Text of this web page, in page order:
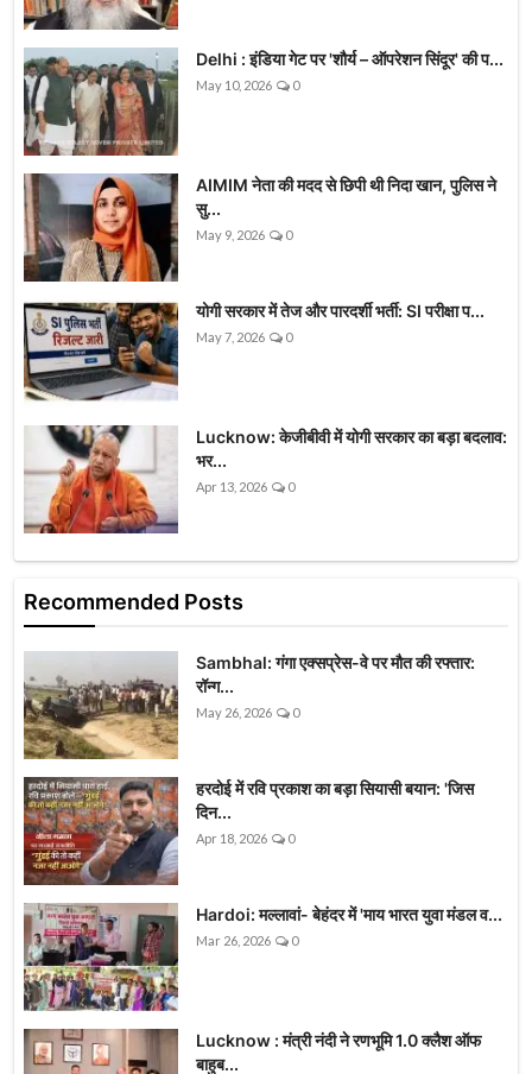
Delhi : इंडिया गेट पर 'शौर्य – ऑपरेशन सिंदूर' की प...
May 10, 2026 0
AIMIM नेता की मदद से छिपी थी निदा खान, पुलिस ने
सु...
May 9, 2026 0
योगी सरकार में तेज और पारदर्शी भर्ती: SI परीक्षा प...
May 7, 2026 0
Lucknow: केजीबीवी में योगी सरकार का बड़ा बदलाव:
भर...
Apr 13, 2026 0
Recommended Posts
Sambhal: गंगा एक्सप्रेस-वे पर मौत की रफ्तार:
रॉन्ग...
May 26, 2026 0
हरदोई में रवि प्रकाश का बड़ा सियासी बयान: 'जिस
दिन...
Apr 18, 2026 0
Hardoi: मल्लावां- बेहंदर में 'माय भारत युवा मंडल व...
Mar 26, 2026 0
Lucknow : मंत्री नंदी ने रणभूमि 1.0 क्लैश ऑफ
बाहुब...